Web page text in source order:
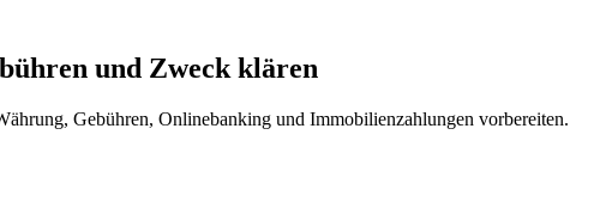
und Zweck klären
Gebühren, Onlinebanking und Immobilienzahlungen vorbereiten.